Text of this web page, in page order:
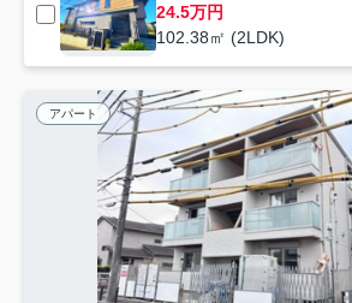
24.5万円
102.38㎡ (2LDK)
アパート